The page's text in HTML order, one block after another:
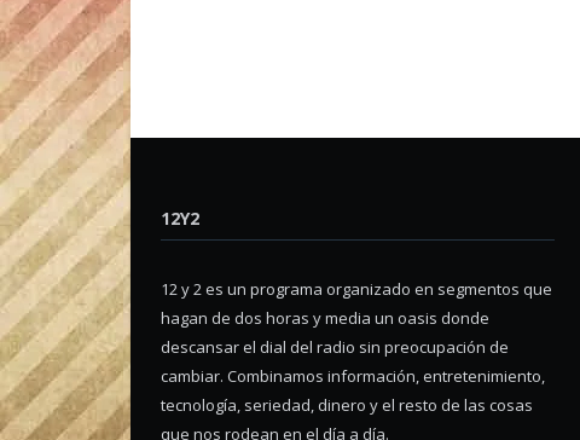
12Y2
12 y 2 es un programa organizado en segmentos que
hagan de dos horas y media un oasis donde
descansar el dial del radio sin preocupación de
cambiar. Combinamos información, entretenimiento,
tecnología, seriedad, dinero y el resto de las cosas
que nos rodean en el día a día.